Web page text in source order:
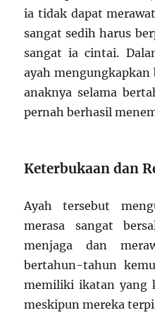
ia tidak dapat
sangat sedih harus
sangat ia cintai.
ayah mengungkapkan
anaknya selama
pernah berhasil
Keterbukaan dan
Ayah tersebut
merasa sangat
menjaga dan
bertahun-tahun
memiliki ikatan yang
meskipun mereka